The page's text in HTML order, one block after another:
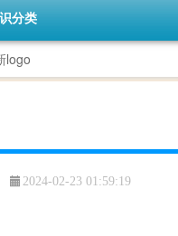
分类
logo
2024-02-23 01:59:19